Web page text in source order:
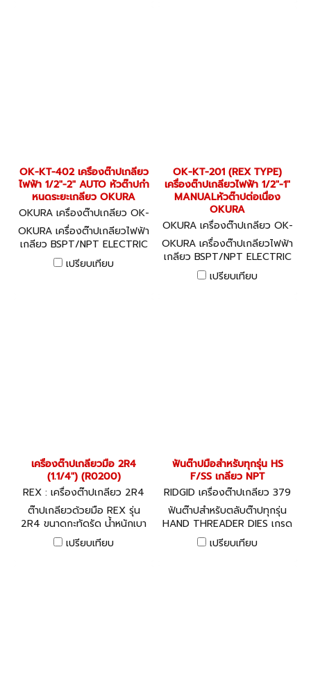
OK-KT-402 เครื่องต๊าปเกลียว
ไฟฟ้า 1/2"-2" AUTO หัวต๊าปกำ
หนดระยะเกลียว OKURA
OKURA เครื่องต๊าปเกลียว OK-
KT-402
OKURA เครื่องต๊าปเกลียวไฟฟ้า
เกลียว BSPT/NPT ELECTRIC
THREADING MACHINE อะไหล่
พร้อม
เปรียบเทียบ
OK-KT-201 (REX TYPE)
เครื่องต๊าปเกลียวไฟฟ้า 1/2"-1"
MANUALหัวต๊าปต่อเนื่อง
OKURA
OKURA เครื่องต๊าปเกลียว OK-
KT-201 (REX TYPE)
OKURA เครื่องต๊าปเกลียวไฟฟ้า
เกลียว BSPT/NPT ELECTRIC
THREADING MACHINE อะไหล่
พร้อม
เปรียบเทียบ
เครื่องต๊าปเกลียวมือ 2R4
(1.1/4") (R0200)
REX : เครื่องต๊าปเกลียว 2R4
ต๊าปเกลียวด้วยมือ REX รุ่น
2R4 ขนาดกะทัดรัด น้ำหนักเบา
พกพาสะดวก สามารถใช้ได้กับ
ท่อน้ำ ท่อแก๊ส และท่อเหล็แบบ
เปรียบเทียบ
ฟันต๊าปมือสำหรับทุกรุ่น HS
F/SS เกลียว NPT
RIDGID เครื่องต๊าปเกลียว 379
00-37940
ฟันต๊าปสำหรับตลับต๊าปทุกรุ่น
HAND THREADER DIES เกรด
ไฮสปีดสำหรับสแตนเลส HS
F/SS
เปรียบเทียบ